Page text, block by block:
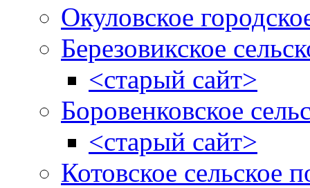
Окуловское
Березовикское
<старый сайт>
Боровенковское
<старый сайт>
Котовское сельское